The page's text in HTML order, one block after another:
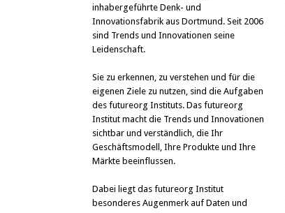
inhabergeführte Denk- und
Innovationsfabrik aus Dortmund. Seit 2006
sind Trends und Innovationen seine
Leidenschaft.
Sie zu erkennen, zu verstehen und für die
eigenen Ziele zu nutzen, sind die Aufgaben
des futureorg Instituts. Das futureorg
Institut macht die Trends und Innovationen
sichtbar und verständlich, die Ihr
Geschäftsmodell, Ihre Produkte und Ihre
Märkte beeinflussen.
Dabei liegt das futureorg Institut
besonderes Augenmerk auf Daten und